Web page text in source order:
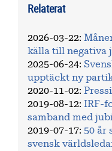
Relaterat
2026-03-22:
källa till negativa
2025-06-24:
upptäckt ny
2020-11-02:
2019-08-12: IRF-
samband med
2019-07-17: 50 år
svensk